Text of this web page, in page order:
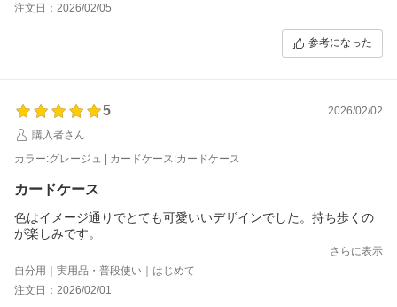
注文日：2026/02/05
参考になった
5
2026/02/02
購入者さん
カラー:グレージュ | カードケース:カードケース
カードケース
色はイメージ通りでとても可愛いいデザインでした。持ち歩くの
が楽しみです。
さらに表示
自分用｜実用品・普段使い｜はじめて
注文日：2026/02/01